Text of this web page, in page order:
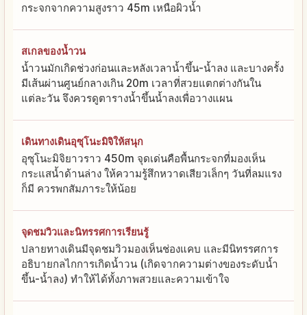
กระจกจากความสูงราว 45m เหนือผิวน้ำ
สเกลของน้ำวน
น้ำวนมักเกิดช่วงก่อนและหลังเวลาน้ำขึ้น-น้ำลง และบางครั้ง
มีเส้นผ่านศูนย์กลางเกิน 20m เวลาที่สวยแตกต่างกันใน
แต่ละวัน จึงควรดูตารางน้ำขึ้นน้ำลงเพื่อวางแผน
เดินทางเดินอุซุโนะมิจิให้สนุก
อุซุโนะมิจิยาวราว 450m จุดเด่นคือพื้นกระจกที่มองเห็น
กระแสน้ำด้านล่าง ให้ความรู้สึกหวาดเสียวเล็กๆ วันที่ลมแรง
ก็มี ควรพกสัมภาระให้น้อย
จุดชมวิวและนิทรรศการเรียนรู้
ปลายทางเดินมีจุดชมวิวมองเห็นช่องแคบ และมีนิทรรศการ
อธิบายกลไกการเกิดน้ำวน (เกิดจากความต่างของระดับน้ำ
ขึ้น-น้ำลง) ทำให้ได้ทั้งภาพสวยและความเข้าใจ